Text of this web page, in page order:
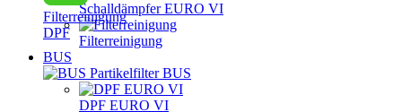
Filterreinigung
DPF
Schalldämpfer EURO VI
Filterreinigung
BUS
Partikelfilter BUS
DPF EURO VI